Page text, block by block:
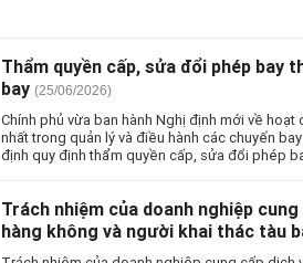
Thẩm quyền cấp, sửa đổi phép bay
bay (25/06/2026)
Chính phủ vừa ban hành Nghị định mới về
nhất trong quản lý và điều hành các chuyến
định quy định thẩm quyền cấp, sửa đổi phép
Trách nhiệm của doanh nghiệp
hàng không và người khai thác tàu